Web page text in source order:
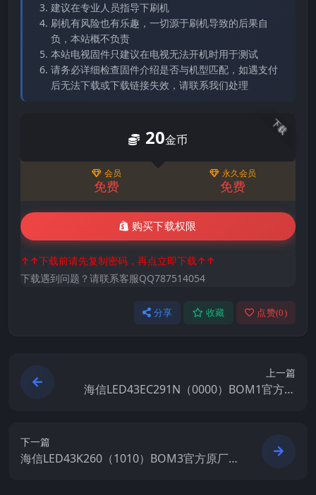
建议在专业人员指导下刷机
刷机有风险也有乐趣，一切源于刷机导致的后果自
负，本站概不负责
本站电视固件只建议在电视无法开机时用于测试
请务必详细检查固件介绍是否与机型匹配，如遇支付
后无法下载或下载链接失效，请联系我们处理
下载
20金币
会员
免费
永久会员
免费
购买下载权限
↑↑下载前请先复制密码，再点立即下载↑↑
下载遇到问题？请联系客服QQ787514054
分享 收藏 点赞(0)
上一篇
海信LED43EC291N（0000）BOM1官方原
下一篇
海信LED43K260（1010）BOM3官方原厂U